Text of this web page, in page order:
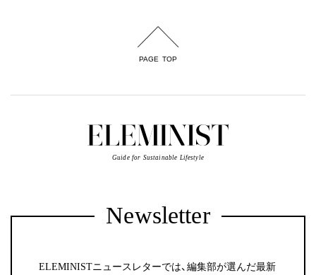
PAGE TOP
Guide for Sustainable Lifestyle
Newsletter
ELEMINISTニュースレターでは、編集部が選んだ最新